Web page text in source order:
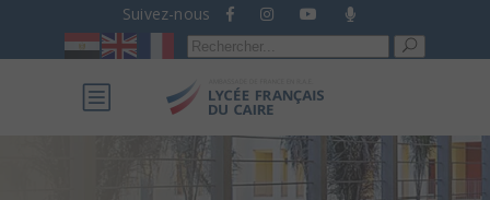
Suivez-nous
Recherche
pour :